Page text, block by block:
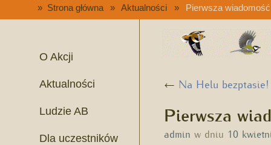
» Strona główna » Aktualności » Pierwsza
O Akcji
Aktualności
Ludzie AB
Dla uczestników
← Na Helu bezptasie!
Pierwsza
admin w dniu 10